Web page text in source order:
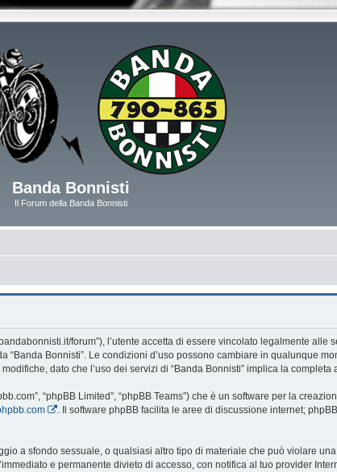
Banda Bonnisti
Il Forum della Banda Bonnisti
forum”), l’utente accetta di essere vincolato legalmente
Bonnisti”. Le condizioni d’uso possono cambiare in qualunque
dato che l’uso dei servizi di “Banda Bonnisti” implica la completa
“phpBB Limited”, “phpBB Teams”) che è un software per la
. Il software phpBB facilita le aree di discussione internet;
a sfondo sessuale, o qualsiasi altro tipo di materiale che può violare
e permanente divieto di accesso, con notifica al tuo provider